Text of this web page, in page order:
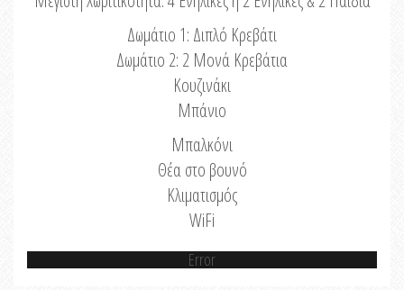
Δωμάτιο 1: Διπλό Κρεβάτι
Δωμάτιο 2: 2 Μονά Κρεβάτια
Κουζινάκι
Μπάνιο
Μπαλκόνι
Θέα στο βουνό
Κλιματισμός
WiFi
Error